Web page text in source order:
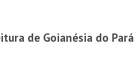
de Goianésia do Pará